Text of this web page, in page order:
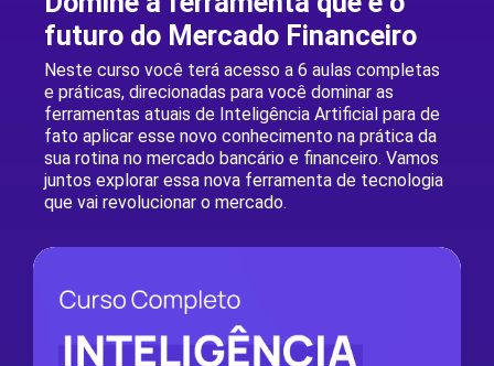
futuro do Mercado Financeiro
Neste curso você terá acesso a 6 aulas completas
e práticas, direcionadas para você dominar as
ferramentas atuais de Inteligência Artificial para de
fato aplicar esse novo conhecimento na prática da
sua rotina no mercado bancário e financeiro. Vamos
juntos explorar essa nova ferramenta de tecnologia
que vai revolucionar o mercado.